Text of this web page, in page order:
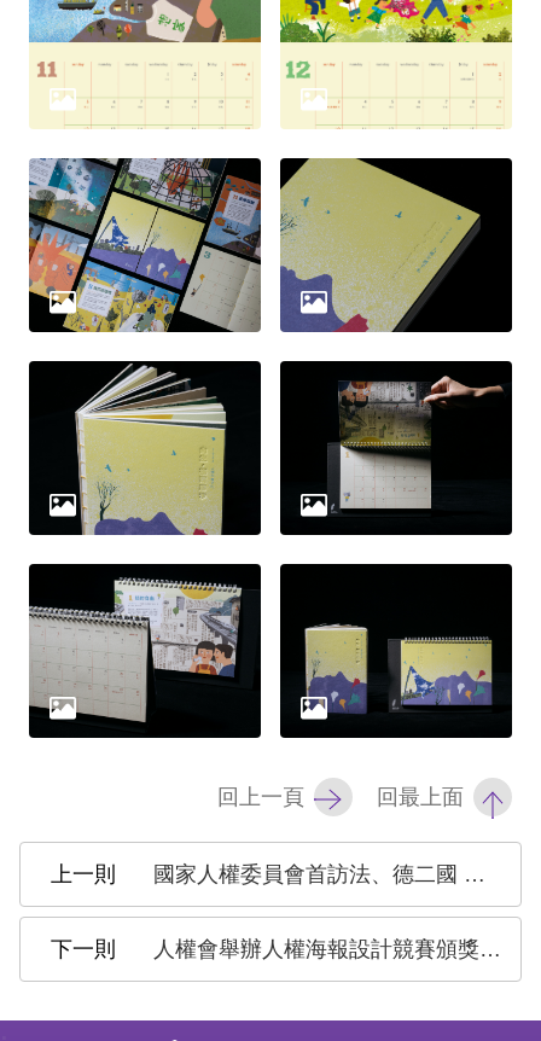
政
府
站
資
料
開
放
宣
告
網
宣
言
回上一頁 回最上面
國家人權委員會首訪法、德二國 推動國際人權交流 成果豐碩
人權會舉辦人權海報設計競賽頒獎典禮 陳菊主委欣慰臺灣新生代對人權的熱情與創意